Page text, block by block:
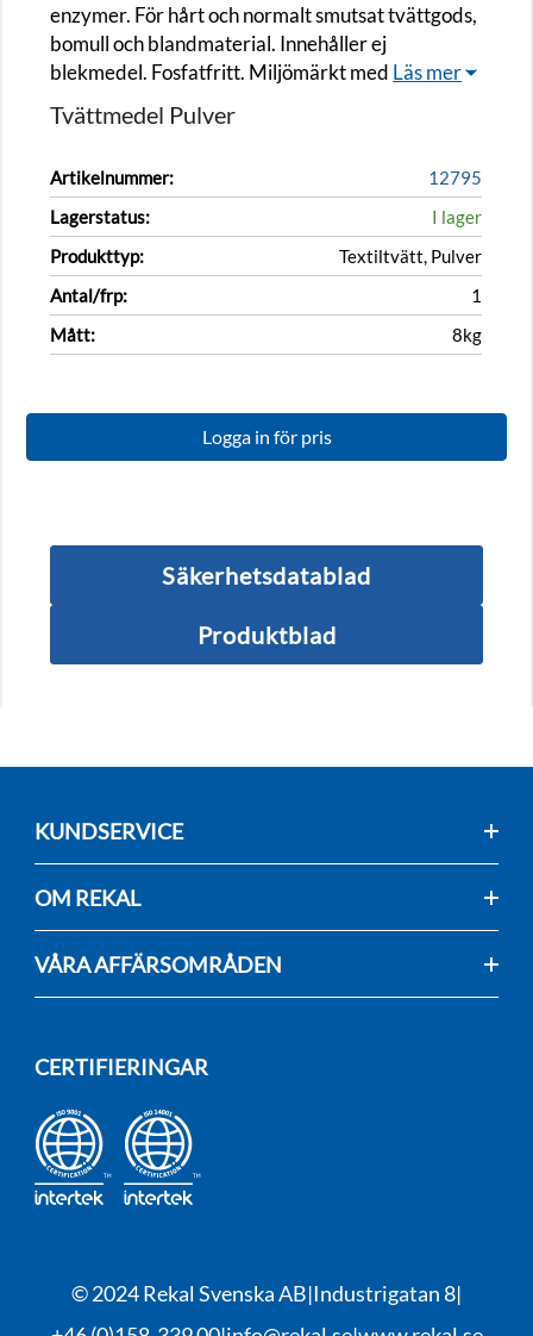
enzymer. För hårt och normalt smutsat tvättgods,
bomull och blandmaterial. Innehåller ej
blekmedel. Fosfatfritt. Miljömärkt med Läs mer
Tvättmedel Pulver
Artikelnummer:
12795
Lagerstatus:
I lager
Produkttyp:
Textiltvätt, Pulver
Antal/frp:
1
Mått:
8kg
Logga in för pris
Säkerhetsdatablad
Produktblad
KUNDSERVICE
OM REKAL
VÅRA AFFÄRSOMRÅDEN
CERTIFIERINGAR
© 2024 Rekal Svenska AB Industrigatan 8